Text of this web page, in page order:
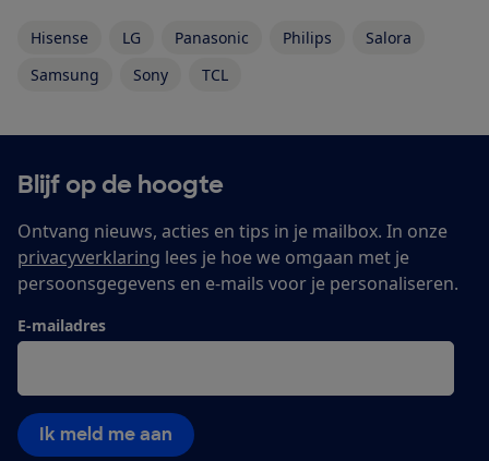
Hisense LG Panasonic Philips
Salora
Samsung
Sony TCL
Blijf op de hoogte
Ontvang nieuws, acties en tips in je mailbox. In onze
privacyverklaring lees je hoe we omgaan met je
persoonsgegevens en e-mails voor je personaliseren.
E-mailadres
Ik meld me aan